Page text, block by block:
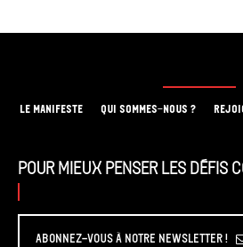
LE MANIFESTE QUI SOMMES-NOUS ?
Pour mieux penser les défis
Abonnez-vous à Notre Newsletter !